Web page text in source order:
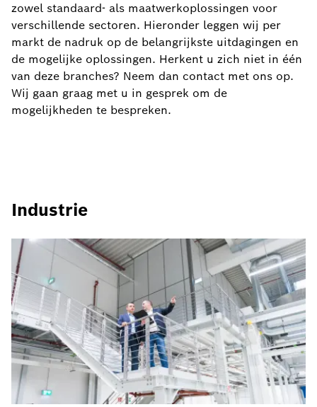
zowel standaard- als maatwerkoplossingen voor
verschillende sectoren. Hieronder leggen wij per
markt de nadruk op de belangrijkste uitdagingen en
de mogelijke oplossingen. Herkent u zich niet in één
van deze branches? Neem dan contact met ons op.
Wij gaan graag met u in gesprek om de
mogelijkheden te bespreken.
Industrie